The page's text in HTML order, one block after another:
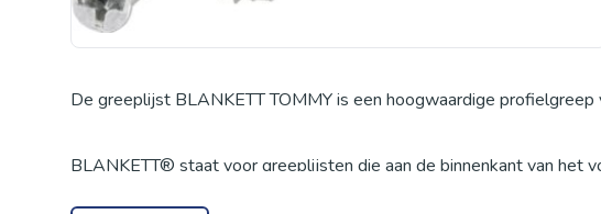
De greeplijst BLANKETT TOMMY is een hoogwaardige
BLANKETT® staat voor greeplijsten die aan de binnenkant van het